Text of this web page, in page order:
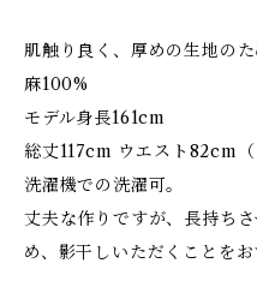
肌触り良く、厚めの生地の
麻100%
モデル身長161cm
総丈117cm ウエスト82cm（
洗濯機での洗濯可。
丈夫な作りですが、長持ち
め、影干しいただくことをお